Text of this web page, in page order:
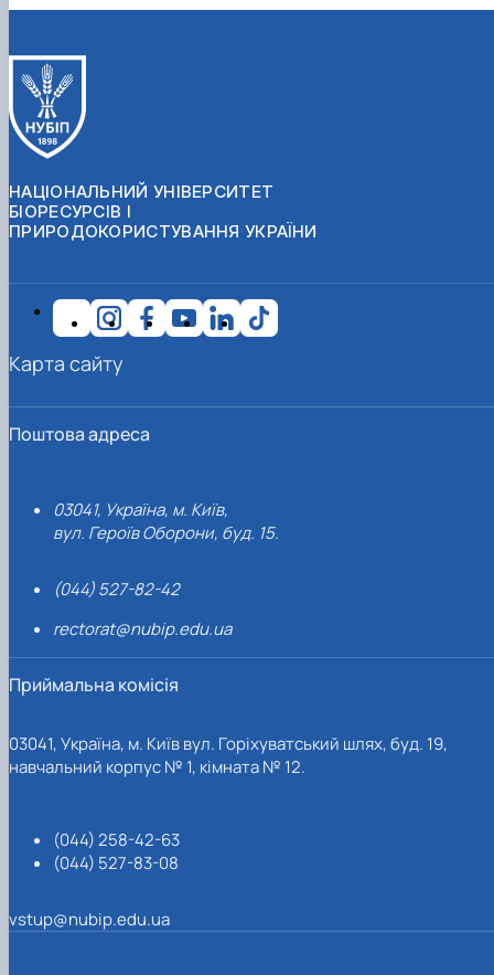
НАЦІОНАЛЬНИЙ УНІВЕРСИТЕТ
БІОРЕСУРСІВ І
ПРИРОДОКОРИСТУВАННЯ УКРАЇНИ
Поштова адреса
03041, Україна, м. Київ,
вул. Героїв Оборони, буд. 15.
(044) 527-82-42
rectorat@nubip.edu.ua
Приймальна комісія
03041, Україна, м. Київ вул. Горіхуватський шлях, буд. 19,
навчальний корпус № 1, кімната № 12.
(044) 258-42-63
(044) 527-83-08
vstup@nubip.edu.ua
Карта сайту